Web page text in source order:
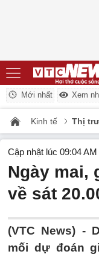
Mới nhất Xem
Kinh tế Thị
Cập nhật lúc 09:04
Ngày mai,
về sát
(VTC News) -
mối dự đoán